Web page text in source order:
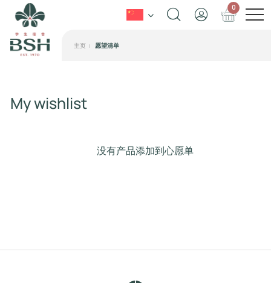
0
主页 愿望清单
My wishlist
没有产品添加到心愿单